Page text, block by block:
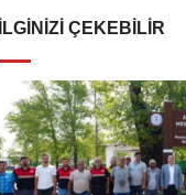
İLGINIZI ÇEKEBILIR